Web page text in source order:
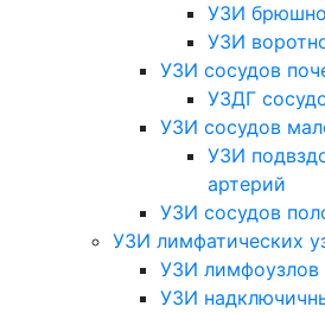
УЗИ
УЗИ
УЗИ сосудов
УЗДГ
УЗИ сосудов
УЗИ
артерий
УЗИ сосудов
УЗИ лимфатических
УЗИ лимфоузлов
УЗИ